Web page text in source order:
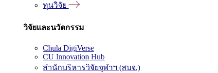
ทุนวิจัย
วิจัยและนวัตกรรม
Chula DigiVerse
CU Innovation Hub
สำนักบริหารวิจัยจุฬาฯ (สบจ.)